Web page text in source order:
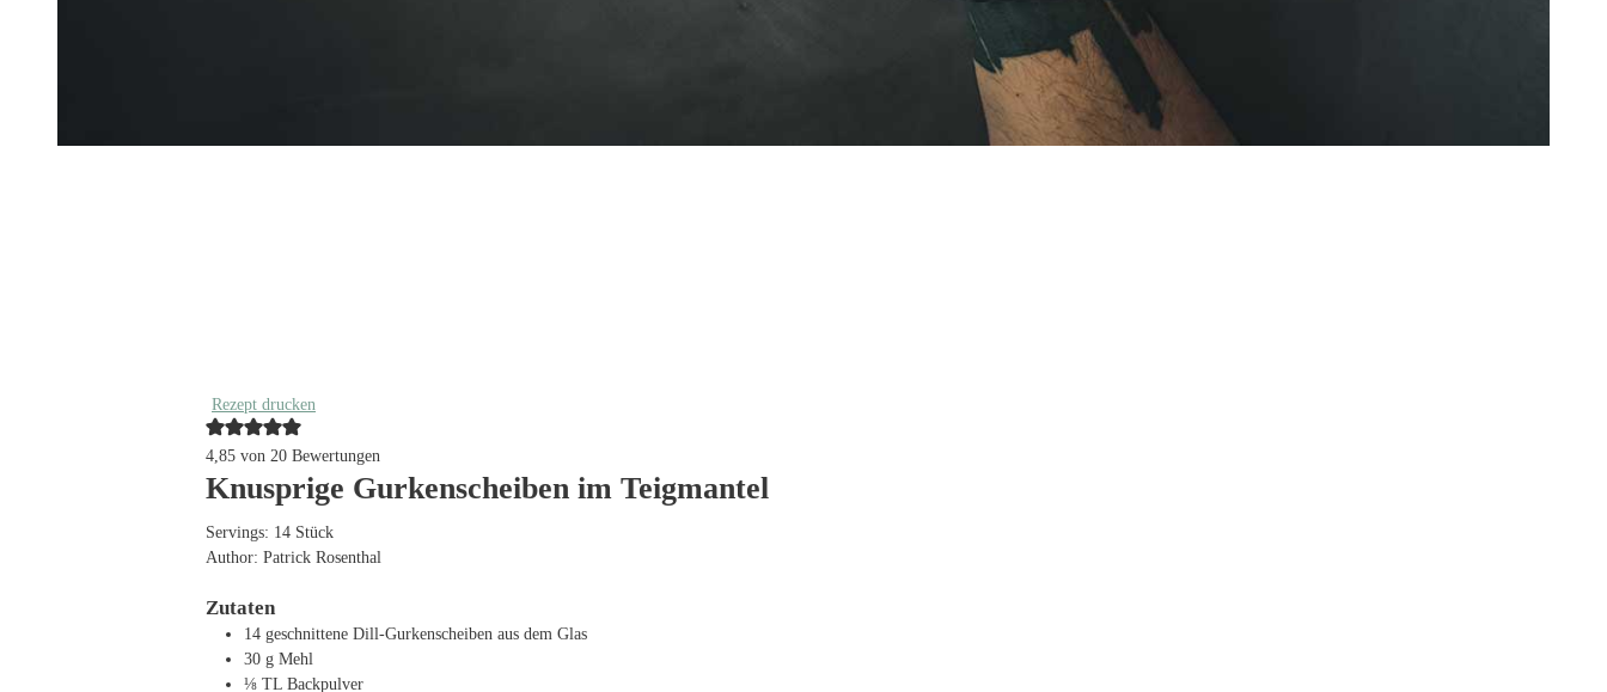
Rezept drucken
4,85 von 20 Bewertungen
Knusprige Gurkenscheiben im Teigmantel
Servings: 14 Stück
Author: Patrick Rosenthal
Zutaten
14 geschnittene Dill-Gurkenscheiben aus dem Glas
30 g Mehl
⅛ TL Backpulver